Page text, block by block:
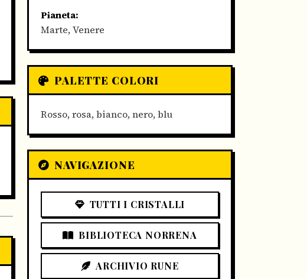
Pianeta:
Marte, Venere
PALETTE COLORI
Rosso, rosa, bianco, nero, blu
NAVIGAZIONE
TUTTI I CRISTALLI
BIBLIOTECA NORRENA
ARCHIVIO RUNE